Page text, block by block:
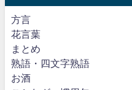
方言
花言葉
まとめ
熟語・四文字熟語
お酒